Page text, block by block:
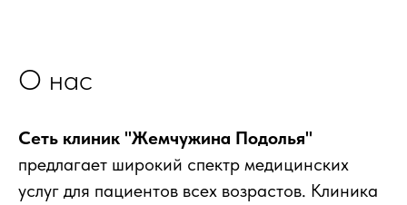
О нас
Сеть клиник "Жемчужина Подолья"
предлагает широкий спектр медицинских
услуг для пациентов всех возрастов. Клиника